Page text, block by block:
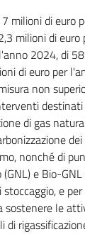
milioni di euro
milioni di
2024, di
di euro per
non
di gas
nonché di
e Bio-
e
sostenere le
di